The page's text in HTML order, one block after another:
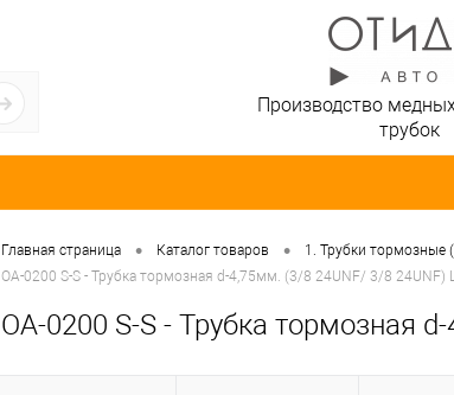
Производство
трубок
Главная страница • Каталог товаров • 1. Трубки тормозные
OA-0200 S-S - Трубка тормозная d-4,75мм. (3/8 24UNF/ 3/8 24UNF)
OA-0200 S-S - Трубка тормозная